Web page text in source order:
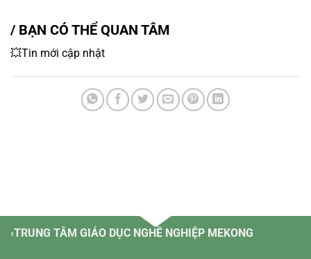
/ BẠN CÓ THỂ QUAN TÂM
💥Tin mới cập nhật
‹TRUNG TÂM GIÁO DỤC NGHỀ NGHIỆP MEKONG